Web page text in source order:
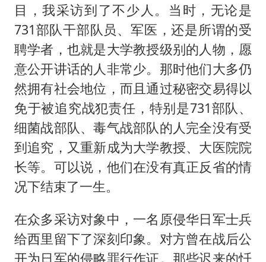
目，我采访到了不少人。当时，无论是
731部队干部队员、军医，还是所谓的受
聘学者，也就是大学教授级别的人物，愿
意公开讲话的人非常少。那时他们大多仍
然拥有社会地位，而且通过秘密交易得以
免于被追究战犯责任，特别是731部队、
细菌战部队、毒气战部队的人完全没有受
到追究，又重新成为大学教授、大医院院
长等。可以说，他们在没有真正反省的情
况下结束了一生。
在众多采访对象中，一名原侵华日军士兵
给西里留下了深刻印象。对方曾在战后公
开为日军的侵略罪行作证。那些迟来的忏